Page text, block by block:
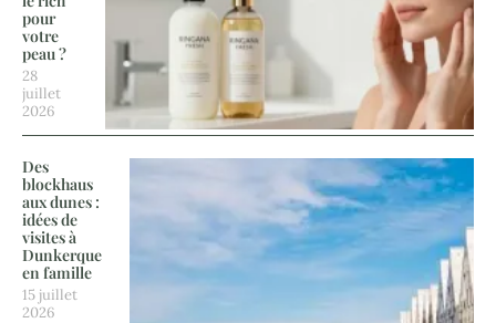
pour
votre
peau ?
28
juillet
2026
Des
blockhaus
aux dunes :
idées de
visites à
Dunkerque
en famille
15 juillet
2026